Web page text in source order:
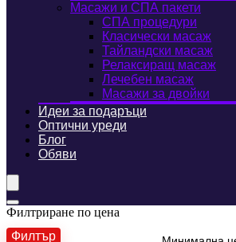
Масажи и СПА пакети
СПА процедури
Класически масаж
Тайландски масаж
Релаксиращ масаж
Лечебен масаж
Масажи за двойки
Идеи за подаръци
Оптични уреди
Блог
Обяви
Филтриране по цена
Филтър